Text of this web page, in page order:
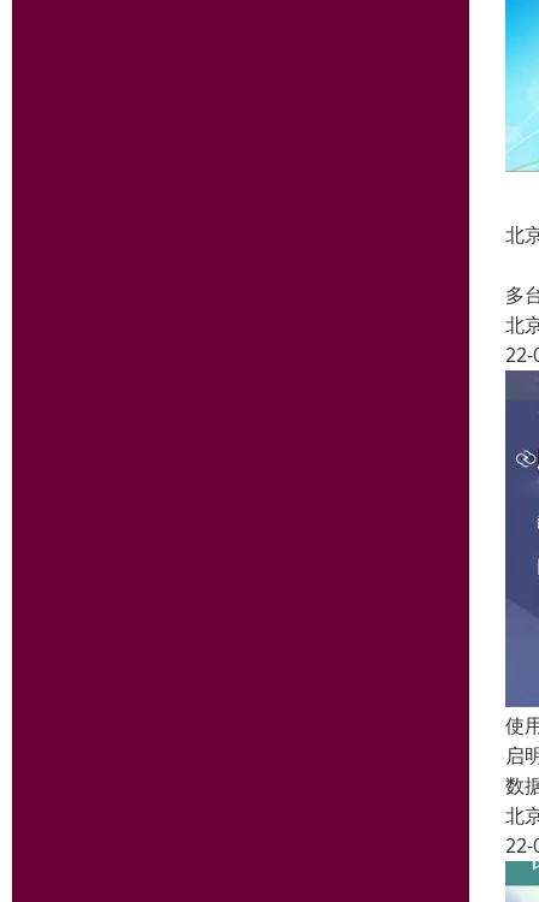
北
多
北
22-
使
启
数
北
22-